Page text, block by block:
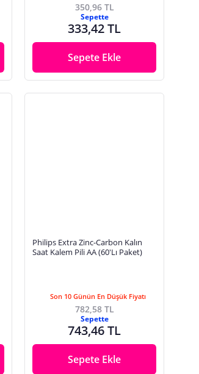
350,96 TL
Sepette
333,42 TL
Sepete Ekle
Philips Extra Zinc-Carbon Kalın
Saat Kalem Pili AA (60'Lı Paket)
Son 10 Günün En Düşük Fiyatı
782,58 TL
Sepette
743,46 TL
Sepete Ekle